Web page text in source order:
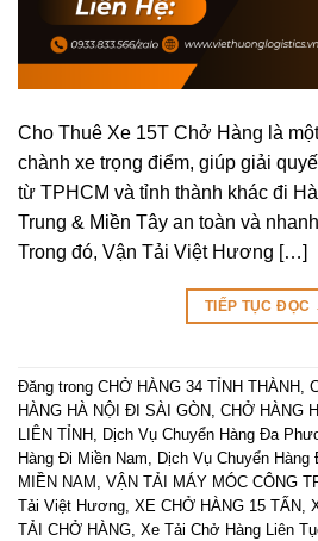
Cho Thuê Xe 15T Chở Hàng là
chành xe trọng điểm, giúp giải
từ TPHCM và tỉnh thành khác đi
Trung & Miền Tây an toàn và
Trong đó, Vận Tải Việt Hương […]
TIẾP TỤC ĐỌC
Đăng trong CHỞ HÀNG 34 TỈNH THÀNH,
HÀNG HÀ NỘI ĐI SÀI GÒN, CHỞ HÀNG
LIÊN TỈNH, Dịch Vụ Chuyển Hàng Đa
Hàng Đi Miền Nam, Dịch Vụ Chuyển Hàng
MIỀN NAM , VẬN TẢI MÁY MÓC CÔNG
Tải Việt Hương, XE CHỞ HÀNG 15 TẤN,
TẢI CHỞ HÀNG, Xe Tải Chở Hàng Liên